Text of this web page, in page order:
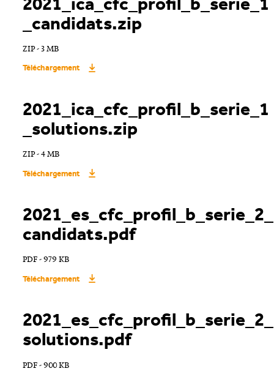
Réinitialiser
_candidats.zip
ZIP - 3 MB
Téléchargement
2021_ica_cfc_profil_b_serie_1
_solutions.zip
ZIP - 4 MB
Téléchargement
2021_es_cfc_profil_b_serie_2_
candidats.pdf
PDF - 979 KB
Téléchargement
2021_es_cfc_profil_b_serie_2_
solutions.pdf
PDF - 900 KB